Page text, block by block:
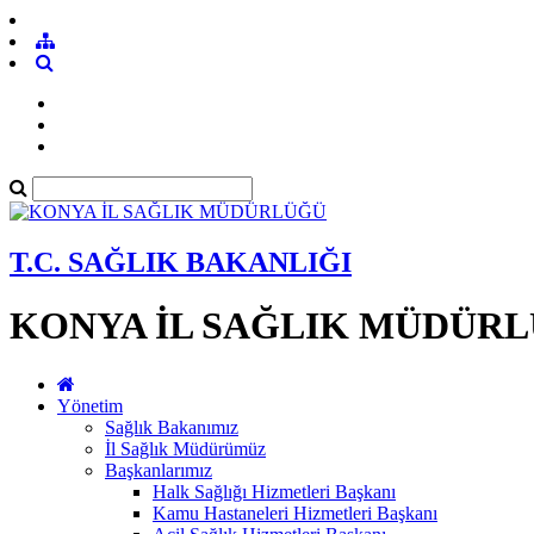
T.C. SAĞLIK BAKANLIĞI
KONYA İL SAĞLIK
Yönetim
Sağlık Bakanımız
İl Sağlık Müdürümüz
Başkanlarımız
Halk Sağlığı Hizmetleri Başkanı
Kamu Hastaneleri Hizmetleri Başkanı